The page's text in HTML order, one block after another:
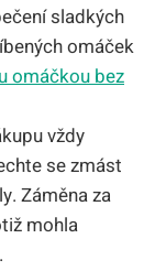
sladkých
omáček
omáčkou bez
vždy
se zmást
Záměna za
mohla